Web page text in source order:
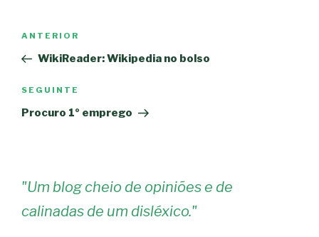
artigos
Conteúdo
anterior
ANTERIOR
WikiReader: Wikipedia no bolso
Conteúdo
seguinte
SEGUINTE
Procuro 1º emprego
"Um blog cheio de opiniões e de
calinadas de um disléxico."